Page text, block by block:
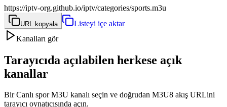
https://iptv-org.github.io/iptv/categories/sports.m3u
URL kopyala
Listeyi içe aktar
Kanalları gör
Tarayıcıda açılabilen herkese açık
kanallar
Bir Canlı spor M3U kanalı seçin ve doğrudan M3U8 akış URLini
tarayıcı oynatıcısında açın.